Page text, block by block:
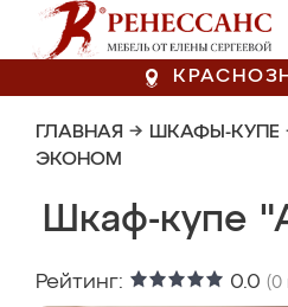
ГЛАВНАЯ → ШКАФЫ-КУПЕ
ЭКОНОМ
Шкаф-купе
Рейтинг: 0.0 (0